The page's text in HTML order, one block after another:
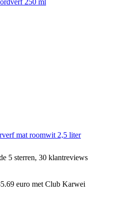
250 ml
mat roomwit 2,5 liter
5 sterren, 30 klantreviews
euro met Club Karwei